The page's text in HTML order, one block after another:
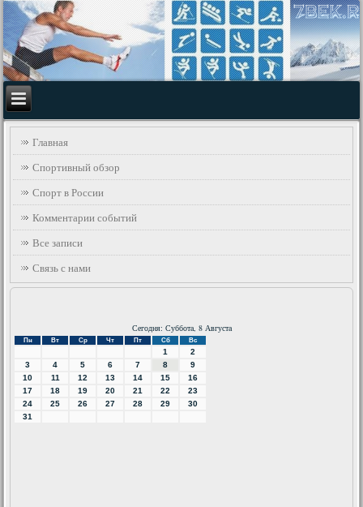
Главная
Спортивный обзор
Спорт в России
Комментарии событий
Все записи
Связь с нами
Сегодня: Суббота, 8 Августа
Пн Вт Ср Чт Пт Сб Вс
1
2
3
4 5 6 7 8
9
10
11 12 13 14 15
16
17
18 19 20 21 22
23
24
25 26 27 28 29
30
31